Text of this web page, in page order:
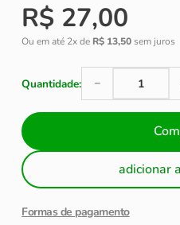
R$ 27,00
Ou em até 2x de R$ 13,50sem juros
－
adicionar
Formas de pagamento